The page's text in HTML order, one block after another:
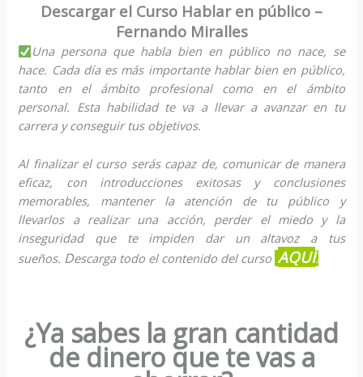
Descargar el Curso Hablar en público –
Fernando Miralles
Una persona que habla bien en público no nace, se
hace. Cada día es más importante hablar bien en público,
tanto en el ámbito profesional como en el ámbito
personal. Esta habilidad te va a llevar a avanzar en tu
carrera y conseguir tus objetivos.
Al finalizar el curso serás capaz de, comunicar de manera
eficaz, con introducciones exitosas y conclusiones
memorables, mantener la atención de tu público y
llevarlos a realizar una acción, perder el miedo y la
inseguridad que te impiden dar un altavoz a tus
sueños. Descarga todo el contenido del curso AQUÍ.
¿Ya sabes la gran cantidad
de dinero que te vas a